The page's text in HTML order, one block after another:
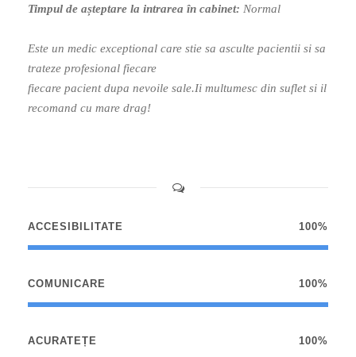
Timpul de așteptare la intrarea în cabinet: Normal
Este un medic exceptional care stie sa asculte pacientii si sa
trateze profesional fiecare
fiecare pacient dupa nevoile sale.Ii multumesc din suflet si il
recomand cu mare drag!
ACCESIBILITATE 100%
COMUNICARE 100%
ACURATEȚE 100%